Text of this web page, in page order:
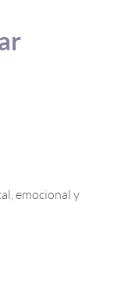
emocional y